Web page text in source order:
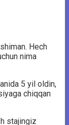
Hech
nima
5 yil oldin,
chiqqan
stajingiz